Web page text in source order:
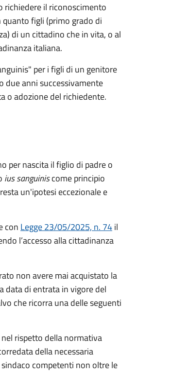
richiedere il riconoscimento
figli (primo grado di
di un cittadino che in vita, o al
italiana.
per i figli di un genitore
due anni successivamente
o adozione del richiedente.
per nascita il figlio di padre o
ius sanguiniscome principio
un'ipotesi eccezionale e
con Legge 23/05/2025, n. 74il
l’accesso alla cittadinanza
non avere mai acquistato la
data di entrata in vigore del
che ricorra una delle seguenti
rispetto della normativa
della necessaria
competenti non oltre le